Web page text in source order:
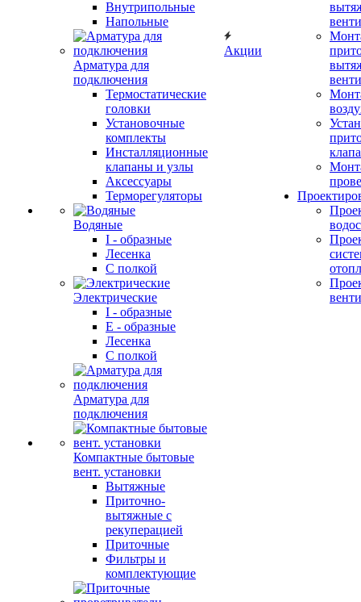
Внутрипольные
Напольные
Арматура для
подключения
Термостатические
головки
Установочные
комплекты
Инсталляционные
клапаны и узлы
Аксессуары
Терморегуляторы
Водяные
I - образные
Лесенка
С полкой
Электрические
I - образные
E - образные
Лесенка
С полкой
Арматура для
подключения
Компактные бытовые
вент. установки
Вытяжные
Приточно-
вытяжные с
рекуперацией
Приточные
Фильтры и
комплектующие
Акции